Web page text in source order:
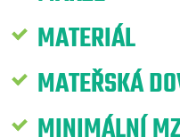
MATERIÁL
MATEŘSKÁ